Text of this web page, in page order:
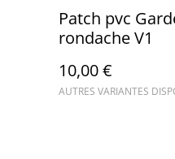
Patch pvc
rondache V1
10,00 €
AUTRES VARIANTES